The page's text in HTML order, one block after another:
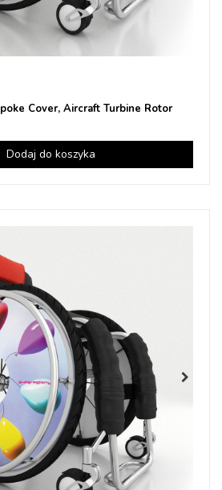
Cover, Aircraft Turbine Rotor
Dodaj do koszyka